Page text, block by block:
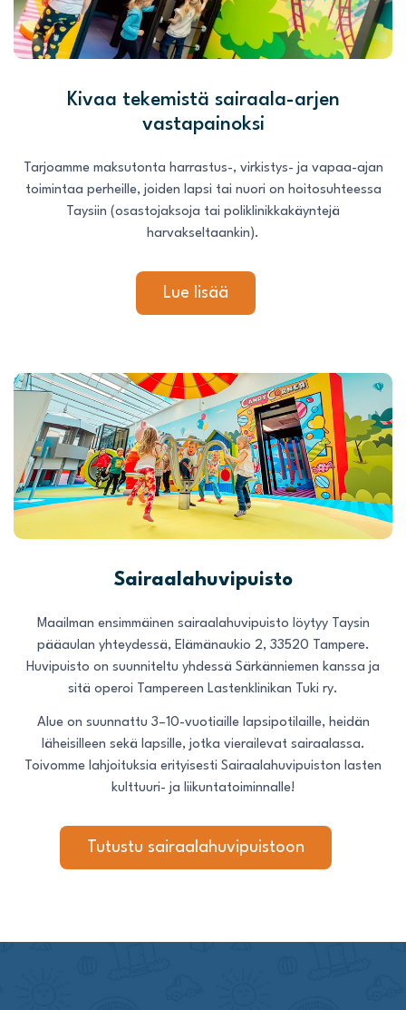
Kivaa tekemistä sairaala-arjen
vastapainoksi
Tarjoamme maksutonta harrastus-, virkistys- ja vapaa-ajan
toimintaa perheille, joiden lapsi tai nuori on hoitosuhteessa
Taysiin (osastojaksoja tai poliklinikkakäyntejä
harvakseltaankin).
Lue lisää
Sairaalahuvipuisto
Maailman ensimmäinen sairaalahuvipuisto löytyy Taysin
pääaulan yhteydessä, Elämänaukio 2, 33520 Tampere.
Huvipuisto on suunniteltu yhdessä Särkänniemen kanssa ja
sitä operoi Tampereen Lastenklinikan Tuki ry.
Alue on suunnattu 3–10-vuotiaille lapsipotilaille, heidän
läheisilleen sekä lapsille, jotka vierailevat sairaalassa.
Toivomme lahjoituksia erityisesti Sairaalahuvipuiston lasten
kulttuuri- ja liikuntatoiminnalle!
Tutustu sairaalahuvipuistoon